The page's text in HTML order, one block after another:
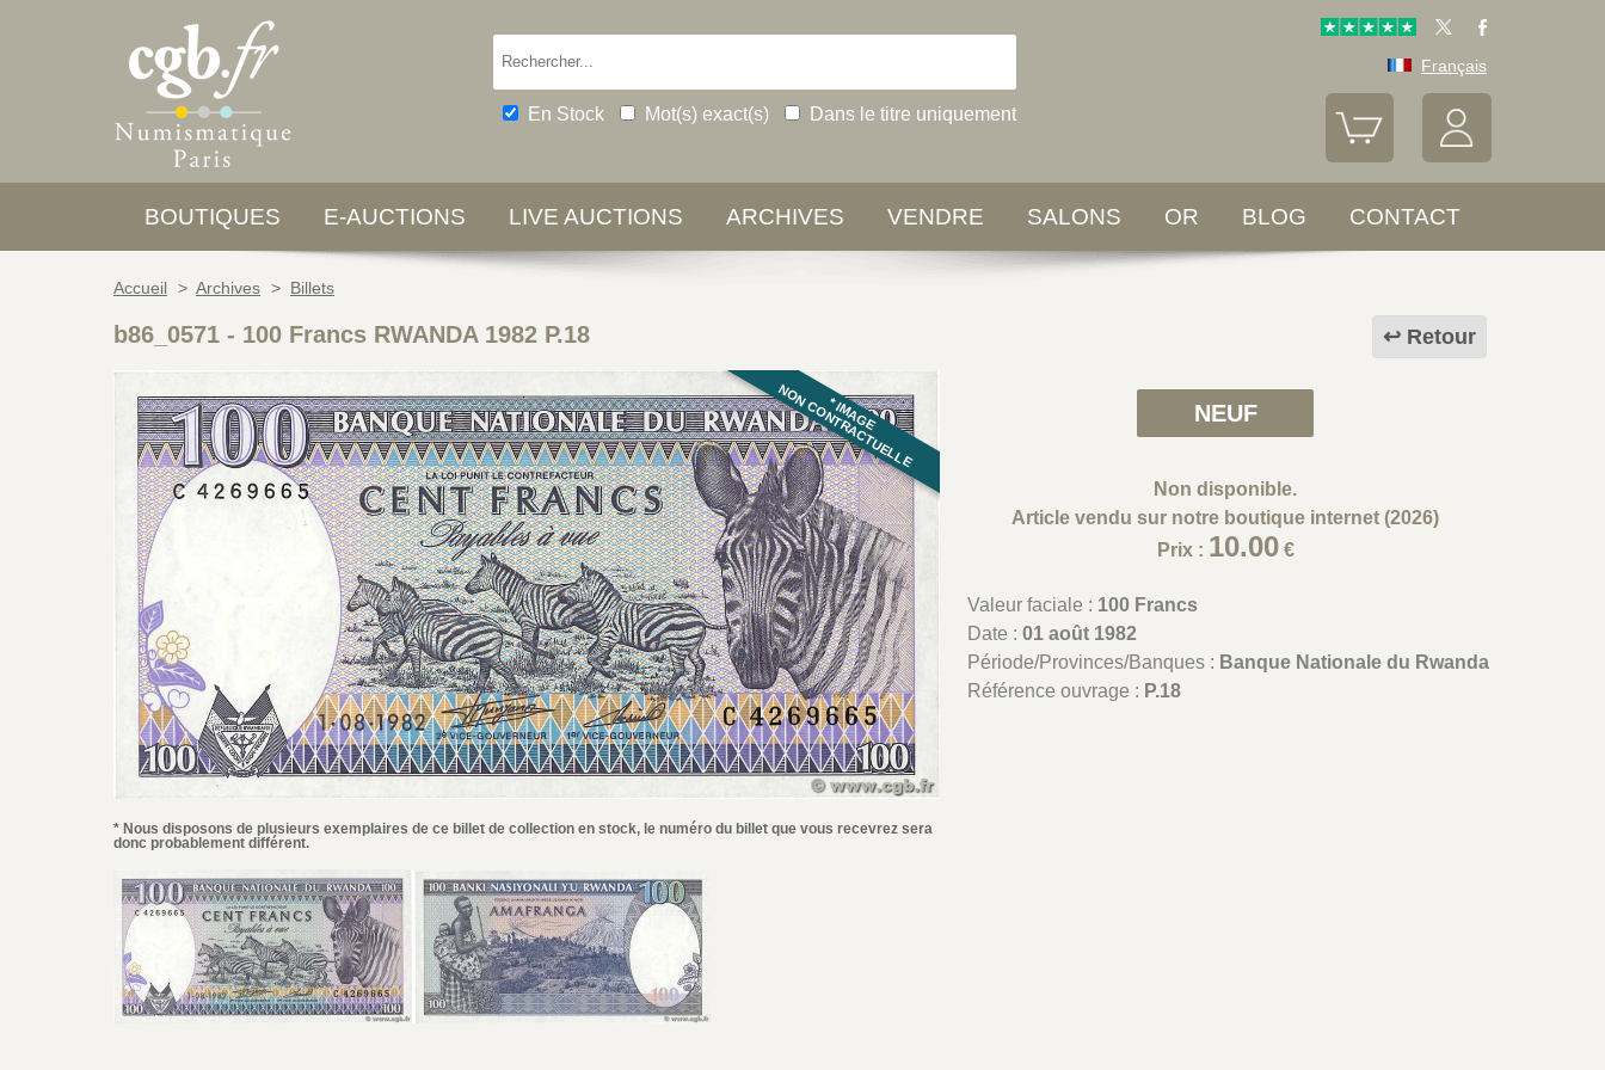
En Stock Mot(s) exact(s) Dans le titre uniquement
Français
BOUTIQUES E-AUCTIONS LIVE AUCTIONS ARCHIVES VENDRE SALONS OR BLOG CONTACT
Accueil > Archives > Billets
Retour
b86_0571 - 100 Francs RWANDA 1982 P.18
* IMAGE
NON CONTRACTUELLE
* Nous disposons de plusieurs exemplaires de ce billet de collection en stock, le numéro du billet que vous recevrez sera
donc probablement différent.
NEUF
Non disponible.
Article vendu sur notre boutique internet (2026)
Prix : 10.00€
Valeur faciale : 100 Francs
Date :01 août 1982
Période/Provinces/Banques : Banque Nationale du Rwanda
Référence ouvrage : P.18